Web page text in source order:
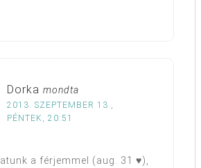
Dorka mondta
2013. SZEPTEMBER 13.,
PÉNTEK, 20:51
a férjemmel (aug. 31 ♥),